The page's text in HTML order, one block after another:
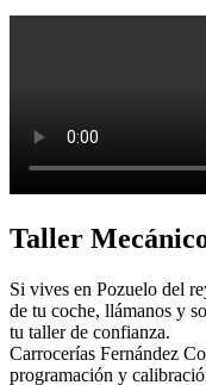
Taller
Si vives en Pozuelo del
de tu coche, llámanos y
tu taller de confianza.
Carrocerías Fernández
programación y